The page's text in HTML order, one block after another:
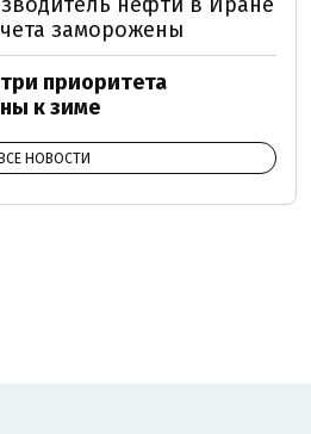
заморожены
приоритета
к зиме
НОВОСТИ